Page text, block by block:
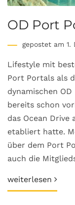
OD Port
gepostet am 1.
Lifestyle mit
Port Portals als
dynamischen
bereits schon
das Ocean
etabliert hatte.
über dem Port
auch die
weiterlesen